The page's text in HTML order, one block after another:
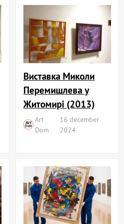
Виставка Миколи
Перемишлева у
Житомирі (2013)
Art
Dom
16 december
2024